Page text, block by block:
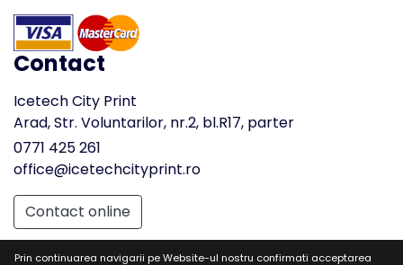
Contact
Icetech City Print
Arad, Str. Voluntarilor, nr.2, bl.R17, parter
0771 425 261
office@icetechcityprint.ro
Contact online
Prin continuarea navigarii pe Website-ul nostru confirmati acceptarea